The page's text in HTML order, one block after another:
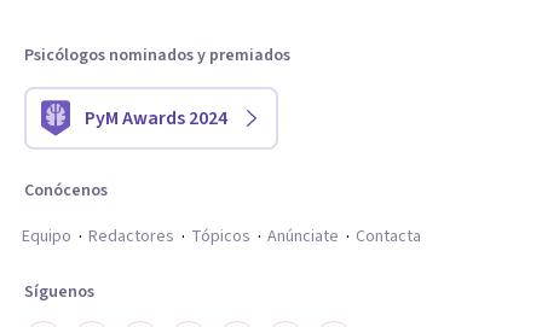
Psicólogos nominados y premiados
PyM Awards 2024
Conócenos
Equipo
Redactores Tópicos Anúnciate Contacta
Síguenos